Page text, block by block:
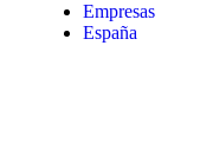
Empresas
España